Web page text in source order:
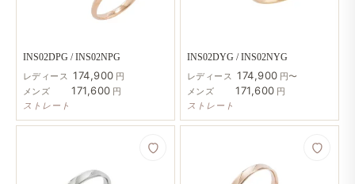
INS02DPG / INS02NPG
レディース 174,900 円
メンズ
171,600 円
ストレート
INS02DYG / INS02NYG
レディース 174,900 円〜
メンズ
171,600 円
ストレート